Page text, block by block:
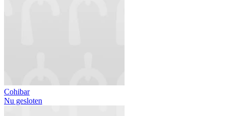
Cohibar
Nu gesloten